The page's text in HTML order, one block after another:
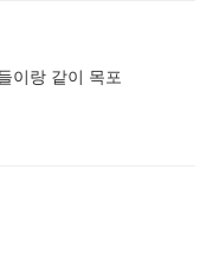
이랑 같이 목포